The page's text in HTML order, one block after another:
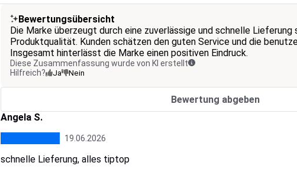
Bewertungsübersicht
Die Marke überzeugt durch eine zuverlässige und schnelle Lieferung
Produktqualität. Kunden schätzen den guten Service und die
Insgesamt hinterlässt die Marke einen positiven Eindruck.
Diese Zusammenfassung wurde von KI erstellt
Hilfreich?
Ja Nein
Bewertung abgeben
Angela S.
19.06.2026
schnelle Lieferung, alles tiptop